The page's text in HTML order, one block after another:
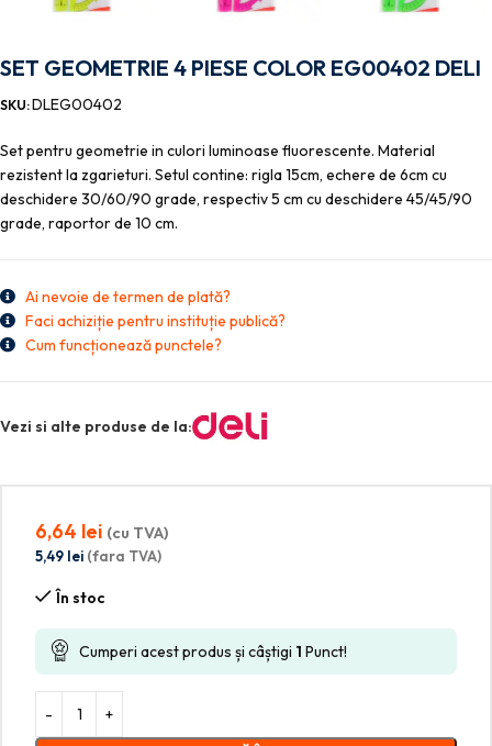
SET GEOMETRIE 4 PIESE COLOR EG00402 DELI
SKU:DLEG00402
Set pentru geometrie in culori luminoase fluorescente. Material
rezistent la zgarieturi. Setul contine: rigla 15cm, echere de 6cm cu
deschidere 30/60/90 grade, respectiv 5 cm cu deschidere 45/45/90
grade, raportor de 10 cm.
Ai nevoie de termen de plată?
Faci achiziție pentru instituție publică?
Cum funcționează punctele?
Vezi si alte produse de la:
6,64 lei (cu TVA)
5,49 lei (fara TVA)
În stoc
Cumperi acest produs și câștigi 1 Punct!